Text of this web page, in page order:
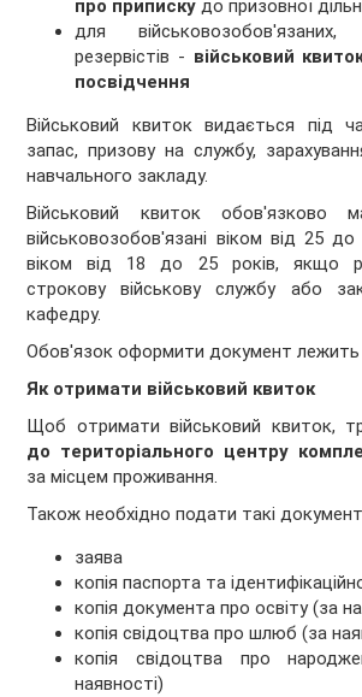
про приписку до призовної
для
резервістів - військовий
посвідчення
Військовий квиток видається під
запас, призову на службу,
навчального закладу.
Військовий квиток обов'язково
військовозобов'язані віком від 25
віком від 18 до 25 років, якщо
строкову військову службу або
кафедру.
Обов'язок оформити документ лежить
Як отримати військовий квиток
Щоб отримати військовий квиток,
до територіального центру
за місцем проживання.
Також необхідно подати такі
заява
копія паспорта та
копія документа про освіту (за
копія свідоцтва про шлюб (за
копія свідоцтва про
наявності)